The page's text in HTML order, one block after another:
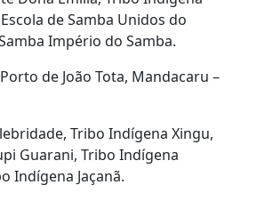
de Samba Unidos do
Império do Samba.
de João Tota, Mandacaru –
Tribo Indígena Xingu,
Guarani, Tribo Indígena
Indígena Jaçanã.